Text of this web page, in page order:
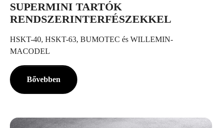
SUPERMINI TARTÓK
RENDSZERINTERFÉSZEKKEL
HSKT-40, HSKT-63, BUMOTEC és WILLEMIN-
MACODEL
Bővebben